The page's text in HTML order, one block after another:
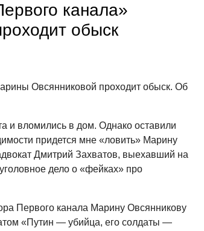
канала»
обыск
Овсянниковой проходит обыск. Об
и вломились в дом. Однако оставили
придется мне «ловить» Марину
Дмитрий Захватов, выехавший на
дело о «фейках» про
Первого канала Марину Овсянникову
«Путин — убийца, его солдаты —